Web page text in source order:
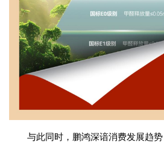
与此同时，鹏鸿深谙消费发展趋